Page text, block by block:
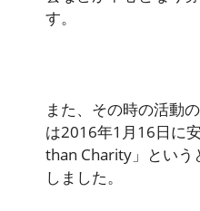
す。
また、その時の活動
は2016年1月16日に
than Charity」という
しました。